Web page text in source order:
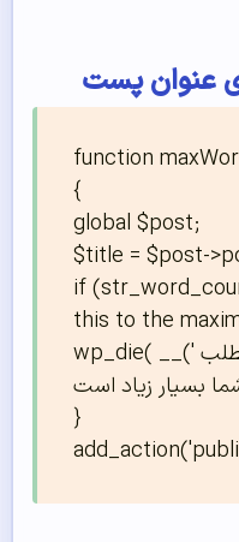
عنوان پست
function
{
global $post;
$title = $post-
if
this to the
wp_die( __('خطا: تعداد کلمات عنوان مطلب
بسیار زیاد است.') );
}